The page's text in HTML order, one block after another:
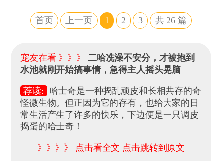
首页 上一页 1 2 3 共26 篇
宠友在看 》》》二哈冼澡不安分，才被抱到
水池就刚开始搞事情，急得主人摇头晃脑
荐读:
哈士奇是一种捣乱顽皮和长相共存的奇
怪微生物。但正因为它的存有，也给大家的日
常生活产生了许多的快乐，下边便是一只调皮
捣蛋的哈士奇！
》》》》 点击看全文 点击跳转到原文